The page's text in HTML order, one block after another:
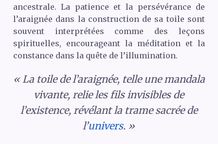
ancestrale. La patience et la persévérance de
l’araignée dans la construction de sa toile sont
souvent interprétées comme des leçons
spirituelles, encourageant la méditation et la
constance dans la quête de l’illumination.
« La toile de l’araignée, telle une mandala
vivante, relie les fils invisibles de
l’existence, révélant la trame sacrée de
l’univers. »